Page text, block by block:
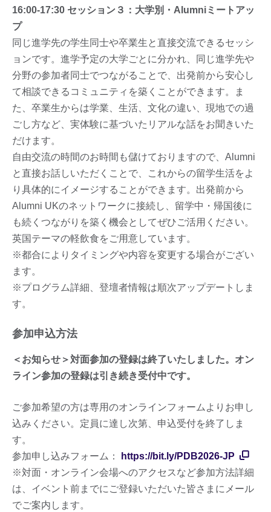
16:00-17:30 セッション３：大学別・Alumniミートアッ
プ
同じ進学先の学生同士や卒業生と直接交流できるセッシ
ョンです。進学予定の大学ごとに分かれ、同じ進学先や
分野の参加者同士でつながることで、出発前から安心し
て相談できるコミュニティを築くことができます。ま
た、卒業生からは学業、生活、文化の違い、現地での過
ごし方など、実体験に基づいたリアルな話をお聞きいた
だけます。
自由交流の時間のお時間も儲けておりますので、Alumni
と直接お話しいただくことで、これからの留学生活をよ
り具体的にイメージすることができます。出発前から
Alumni UKのネットワークに接続し、留学中・帰国後に
も続くつながりを築く機会としてぜひご活用ください。
英国テーマの軽飲食をご用意しています。
※都合によりタイミングや内容を変更する場合がござい
ます。
※プログラム詳細、登壇者情報は順次アップデートしま
す。
参加申込方法
＜お知らせ＞対面参加の登録は終了いたしました。オン
ライン参加の登録は引き続き受付中です。
ご参加希望の方は専用のオンラインフォームよりお申し
込みください。定員に達し次第、申込受付を終了しま
す。
参加申し込みフォーム：
https://bit.ly/PDB2026-JP
※対面・オンライン会場へのアクセスなど参加方法詳細
は、イベント前までにご登録いただいた皆さまにメール
でご案内します。